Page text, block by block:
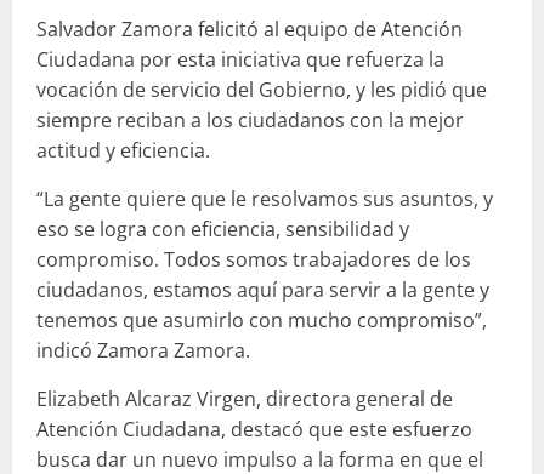
Salvador Zamora felicitó al equipo de Atención
Ciudadana por esta iniciativa que refuerza la
vocación de servicio del Gobierno, y les pidió que
siempre reciban a los ciudadanos con la mejor
actitud y eficiencia.
“La gente quiere que le resolvamos sus asuntos, y
eso se logra con eficiencia, sensibilidad y
compromiso. Todos somos trabajadores de los
ciudadanos, estamos aquí para servir a la gente y
tenemos que asumirlo con mucho compromiso”,
indicó Zamora Zamora.
Elizabeth Alcaraz Virgen, directora general de
Atención Ciudadana, destacó que este esfuerzo
busca dar un nuevo impulso a la forma en que el